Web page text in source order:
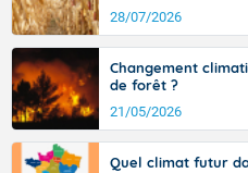
28/07/2026
Changement
de forêt ?
21/05/2026
Quel climat futur